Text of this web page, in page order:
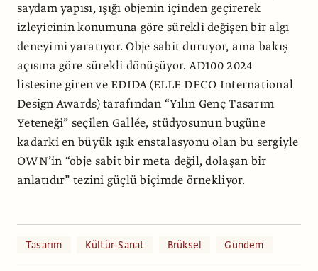
saydam yapısı, ışığı objenin içinden geçirerek
izleyicinin konumuna göre sürekli değişen bir algı
deneyimi yaratıyor. Obje sabit duruyor, ama bakış
açısına göre sürekli dönüşüyor. AD100 2024
listesine giren ve EDIDA (ELLE DECO International
Design Awards) tarafından “Yılın Genç Tasarım
Yeteneği” seçilen Gallée, stüdyosunun bugüne
kadarki en büyük ışık enstalasyonu olan bu sergiyle
OWN’in “obje sabit bir meta değil, dolaşan bir
anlatıdır” tezini güçlü biçimde örnekliyor.
Tasarım Kültür-Sanat Brüksel Gündem